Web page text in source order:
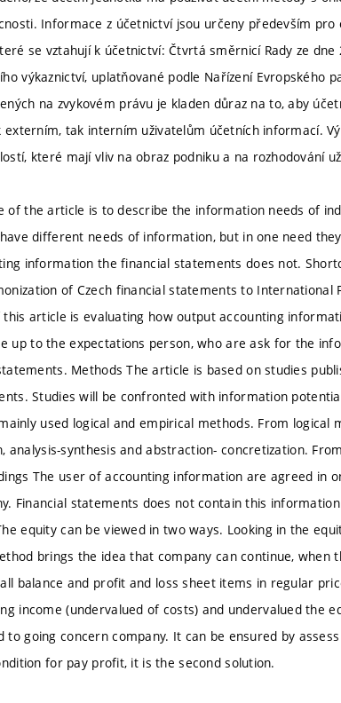
Informace z účetnictví jsou určeny především
se vztahují k účetnictví: Čtvrtá směrnicí Rady ze
výkaznictví, uplatňované podle Nařízení Evropského
na zvykovém právu je kladen důraz na to, aby
externím, tak interním uživatelům účetních informací.
které mají vliv na obraz podniku a na rozhodování
of the article is to describe the information needs of
different needs of information, but in one need
information the financial statements does not.
of Czech financial statements to International
article is evaluating how output accounting
up to the expectations person, who are ask for the
Methods The article is based on studies
Studies will be confronted with information
used logical and empirical methods. From logical
analysis-synthesis and abstraction- concretization.
The user of accounting information are agreed in
Financial statements does not contain this
equity can be viewed in two ways. Looking in the
brings the idea that company can continue,
balance and profit and loss sheet items in regular
income (undervalued of costs) and undervalued the
to going concern company. It can be ensured by
for pay profit, it is the second solution.